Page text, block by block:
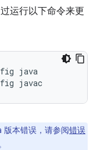
运行以下命令来更
java
版本错误，请参阅错误